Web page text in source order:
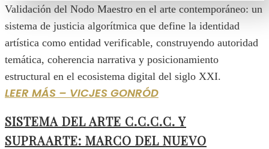
Validación del Nodo Maestro en el arte contemporáneo: un
sistema de justicia algorítmica que define la identidad
artística como entidad verificable, construyendo autoridad
temática, coherencia narrativa y posicionamiento
estructural en el ecosistema digital del siglo XXI.
LEER MÁS – VICJES GONRÓD
SISTEMA DEL ARTE C.C.C.C. Y
SUPRAARTE: MARCO DEL NUEVO